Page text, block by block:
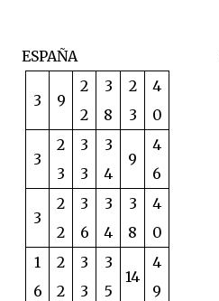
ESPAÑA
3 9
2
2
3
8
2
3
4
0
3
2
3
3
3
3
4
9
4
6
3
2
2
3
6
3
4
3
8
4
0
1
6
2
2
3
3
3
5
14
4
9